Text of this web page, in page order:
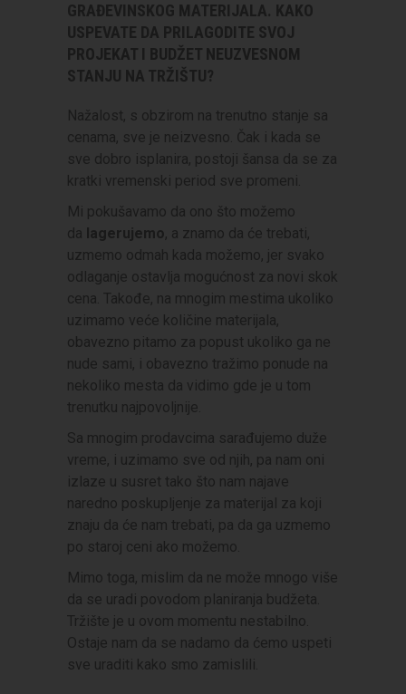
GRAĐEVINSKOG MATERIJALA. KAKO
USPEVATE DA PRILAGODITE SVOJ
PROJEKAT I BUDŽET NEUZVESNOM
STANJU NA TRŽIŠTU?
Nažalost, s obzirom na trenutno stanje sa
cenama, sve je neizvesno. Čak i kada se
sve dobro isplanira, postoji šansa da se za
kratki vremenski period sve promeni.
Mi pokušavamo da ono što možemo
da lagerujemo, a znamo da će trebati,
uzmemo odmah kada možemo, jer svako
odlaganje ostavlja mogućnost za novi skok
cena. Takođe, na mnogim mestima ukoliko
uzimamo veće količine materijala,
obavezno pitamo za popust ukoliko ga ne
nude sami, i obavezno tražimo ponude na
nekoliko mesta da vidimo gde je u tom
trenutku najpovoljnije.
Sa mnogim prodavcima sarađujemo duže
vreme, i uzimamo sve od njih, pa nam oni
izlaze u susret tako što nam najave
naredno poskupljenje za materijal za koji
znaju da će nam trebati, pa da ga uzmemo
po staroj ceni ako možemo.
Mimo toga, mislim da ne može mnogo više
da se uradi povodom planiranja budžeta.
Tržište je u ovom momentu nestabilno.
Ostaje nam da se nadamo da ćemo uspeti
sve uraditi kako smo zamislili.